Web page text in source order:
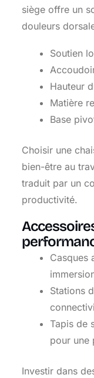
siège offre un
douleurs
Soutien
Hauteur
Matière
Base
Choisir une
bien-être au
traduit par un
productivité.
Casques
Stations
Tapis de
pour une
Investir dans